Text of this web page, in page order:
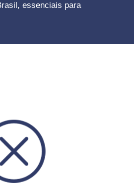
essenciais para